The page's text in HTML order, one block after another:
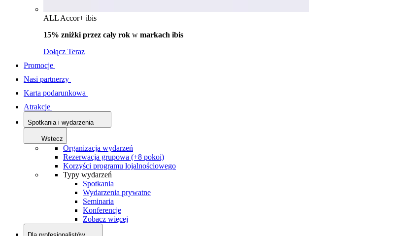
ALL Accor+ ibis
15% zniżki przez cały rok w markach ibis
Dołącz Teraz
Promocje
Nasi partnerzy
Karta podarunkowa
Atrakcje
Spotkania i wydarzenia
Wstecz
Organizacja wydarzeń
Rezerwacja grupowa (+8 pokoi)
Korzyści programu lojalnościowego
Typy wydarzeń
Spotkania
Wydarzenia prywatne
Seminaria
Konferencje
Zobacz więcej